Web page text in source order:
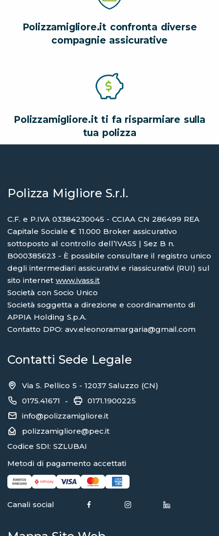
Polizzamigliore.it confronta diverse
compagnie assicurative
Polizzamigliore.it ti fa risparmiare sulla
tua polizza
Polizza Migliore S.r.l.
C.F. e P.IVA 03384230045 - CCIAA CN 286499 REA
Capitale Sociale € 11.000 Broker assicurativo
sottoposto al controllo dell’IVASS | Sez B n.
B000385623 - È possibile consultare il registro unico
degli intermediari assicurativi e riassicurativi (RUI) sul
sito internet www.ivass.it
Società con Socio Unico
Società soggetta a direzione e coordinamento di
APPIA Holding S.p.A.
Contatto DPO: avv.eleonoramargaria@gmail.com
Contatti Sede Legale
Via S. Pellico 5 - 12037 Saluzzo (CN)
0175.41671 -
0171.1900225
info@polizzamigliore.it
polizzamigliore@pec.it
Codice SDI: SZLUBAI
Metodi di pagamento accettati
Canali social